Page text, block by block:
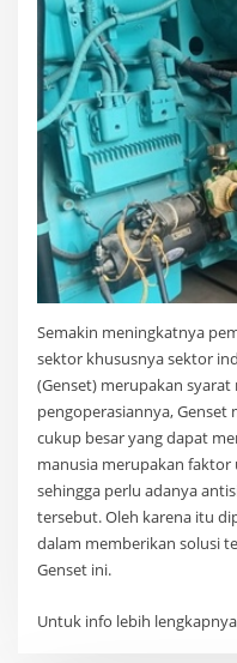
Semakin meningkatnya
sektor khususnya sektor
(Genset) merupakan
pengoperasiannya,
cukup besar yang dapat
manusia merupakan faktor
sehingga perlu adanya
tersebut. Oleh karena itu
dalam memberikan solusi
Genset ini.
Untuk info lebih